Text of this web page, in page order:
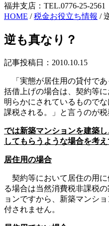
福井支店：TEL.0776-25-
HOME /税金お役立ち情報 /
逆も真なり？
記事投稿日：2010.10.15
「実態が居住用の貸付であ
括借上げの場合は、契約等
明らかにされているもので
課税される。」と言うのが税
では新築マンションを建築
してもらうような場合を考
居住用の場合
契約等において居住の用に
る場合は当然消費税非課税
ョンですから、新築マンシ
付されません。